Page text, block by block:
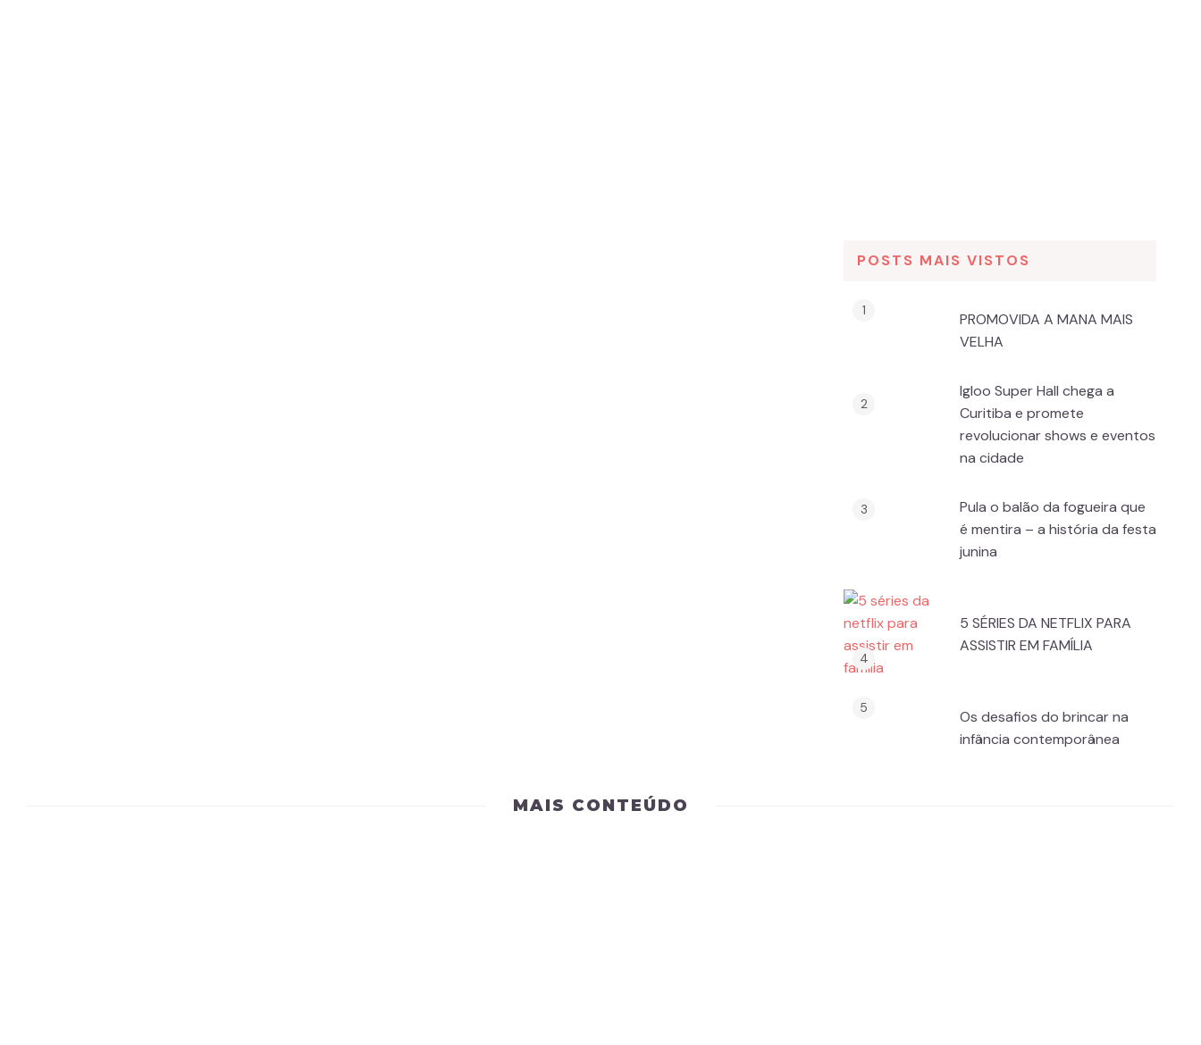
POSTS MAIS VISTOS
PROMOVIDA A MANA MAIS
VELHA
Igloo Super Hall chega a
Curitiba e promete
revolucionar shows e eventos
na cidade
Pula o balão da fogueira que
é mentira – a história da festa
junina
5 SÉRIES DA NETFLIX PARA
ASSISTIR EM FAMÍLIA
Os desafios do brincar na
infância contemporânea
MAIS CONTEÚDO